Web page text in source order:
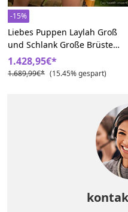
-15%
Liebes Puppen Laylah Groß
und Schlank Große Brüste
Schwarz Sex Dolls
1.428,95€*
1.689,99€* (15.45% gespart)